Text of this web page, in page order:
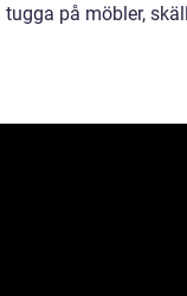
på möbler,